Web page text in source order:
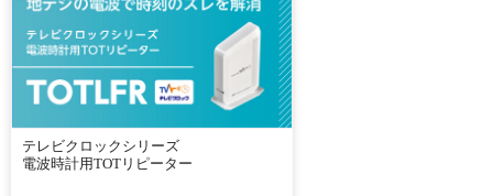
テレビクロックシリーズ
電波時計用TOTリピーター